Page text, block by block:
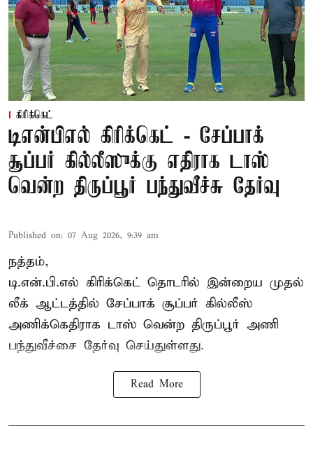
கிரிக்கெட்
டிஎன்பிஎல் கிரிக்கெட் - சேப்பாக்
சூப்பர் கில்லீஸுக்கு எதிராக டாஸ்
வென்ற திருப்பூர் பந்துவீச்சு தேர்வு
Published on: 07 Aug 2026, 9:39 am
நத்தம்,
டி.என்.பி.எல் கிரிக்கெட் தொடரில் இன்றைய முதல்
லீக் ஆட்டத்தில் சேப்பாக் சூப்பர் கில்லீஸ்
அணிக்கெதிராக டாஸ் வென்ற திருப்பூர் அணி
பந்துவீச்சை தேர்வு செய்துள்ளது.
Read More